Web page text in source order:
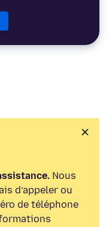
Nous
d’appeler ou
de téléphone